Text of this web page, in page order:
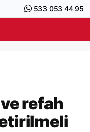
533 053 44 95
refah